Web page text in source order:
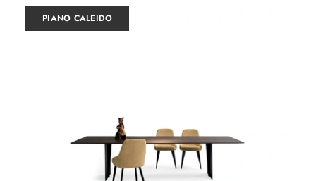
PIANO CALEIDO